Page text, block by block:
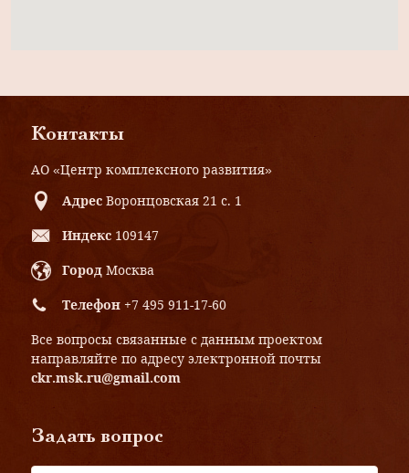
Контакты
АО «Центр комплексного развития»
Адрес Воронцовская 21 с. 1
Индекс 109147
Город Москва
Телефон +7 495 911-17-60
Все вопросы связанные с данным проектом
направляйте по адресу электронной почты
ckr.msk.ru@gmail.com
Задать вопрос